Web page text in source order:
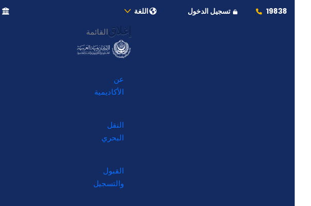
19838 تسجيل الدخول اللغة
إغلاق القائمة
عن
الأكاديمية
النقل
البحري
القبول
والتسجيل